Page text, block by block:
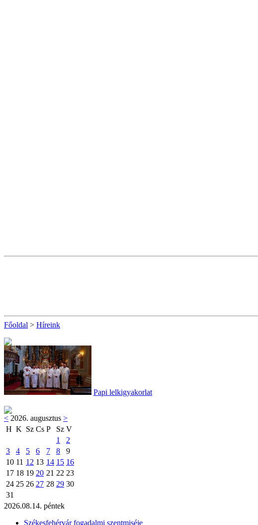
Főoldal > Híreink
Papi lelkigyakorlat
< 2026. augusztus >
H K Sz Cs P Sz V
1
2
3
4 5 6 7 8
9
10 11 12 13 14 15 16
17 18 19 20 21 22 23
24 25 26 27 28 29 30
31
2026.08.14. péntek
Székesfehérvár fogadalmi szentmiséje